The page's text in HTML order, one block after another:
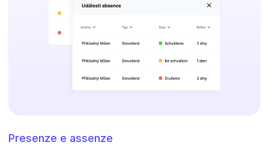
Presenze e assenze